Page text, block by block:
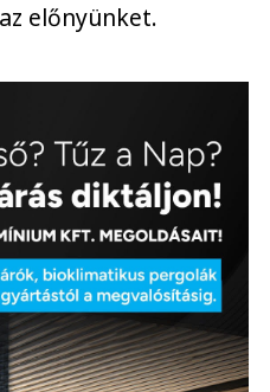
előnyünket.